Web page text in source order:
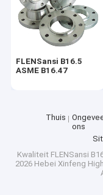
FLENSansi B16.5
ASME B16.47
Thuis
ons
Kwaliteit FLENSansi
2026 Hebei Xinfeng